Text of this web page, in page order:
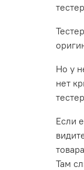
Но у
нет
Если
Там